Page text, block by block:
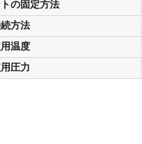
の固定方法
方法
温度
圧力